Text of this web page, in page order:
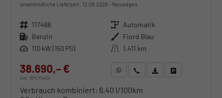
unverbindliche Lieferzeit: 12.09.2026 Neuwagen
Fahrzeugnr. 117466 Getriebe Automatik
Kraftstoff Benzin Außenfarbe Fiord Blau
Leistung 110 kW (150 PS) Kilometerstand 1.411 km
38.690,– €
incl. 19% MwSt.
WhatsApp anfragen
Wir rufen Sie anFahrzeugexposé (PDF)
Verbrauch kombiniert: 6,40 l/100km